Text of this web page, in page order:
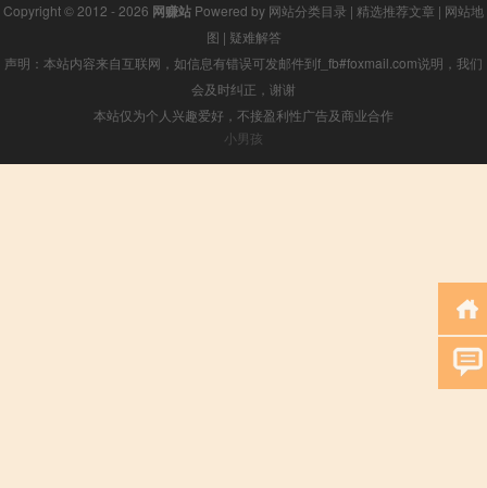
Copyright © 2012 - 2026 网赚站 Powered by 网站分类目录 | 精选推荐文章 | 网站地
图 | 疑难解答
声明：本站内容来自互联网，如信息有错误可发邮件到f_fb#foxmail.com说明，我们
会及时纠正，谢谢
本站仅为个人兴趣爱好，不接盈利性广告及商业合作
小男孩